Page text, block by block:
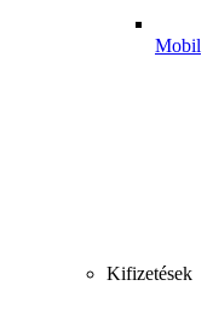
Mobil
Kifizetések